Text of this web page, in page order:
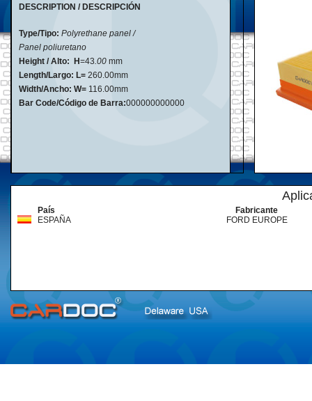
DESCRIPTION / DESCRIPCIÓN
Type/Tipo: Polyrethane panel /
Panel poliuretano
Height / Alto:
H =43.00 mm
Length/Largo: L= 260.00mm
Width/Ancho: W= 116.00mm
Bar Code/Código de Barra:000000000000
País
Fabricante
ESPAÑA
FORD EUROPE